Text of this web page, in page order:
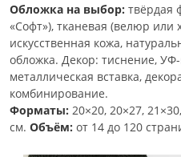
Обложка на выбор: твёрдая
«Софт»), тканевая (велюр или
искусственная кожа,
обложка. Декор: тиснение,
металлическая вставка,
комбинирование.
Форматы: 20×20, 20×27,
см. Объём: от 14 до 120